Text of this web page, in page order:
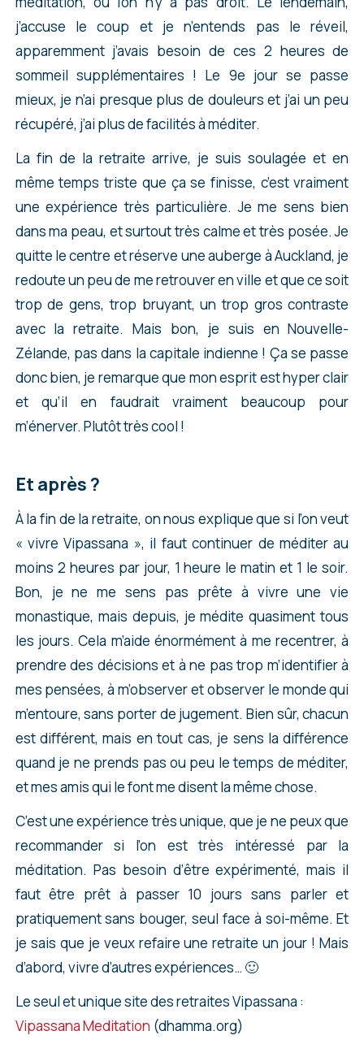
j’accuse le coup et je n’entends pas le réveil,
apparemment j’avais besoin de ces 2 heures de
sommeil supplémentaires ! Le 9e jour se passe
mieux, je n’ai presque plus de douleurs et j’ai un peu
récupéré, j’ai plus de facilités à méditer.
La fin de la retraite arrive, je suis soulagée et en
même temps triste que ça se finisse, c’est vraiment
une expérience très particulière. Je me sens bien
dans ma peau, et surtout très calme et très posée. Je
quitte le centre et réserve une auberge à Auckland, je
redoute un peu de me retrouver en ville et que ce soit
trop de gens, trop bruyant, un trop gros contraste
avec la retraite. Mais bon, je suis en Nouvelle-
Zélande, pas dans la capitale indienne ! Ça se passe
donc bien, je remarque que mon esprit est hyper clair
et qu’il en faudrait vraiment beaucoup pour
m’énerver. Plutôt très cool !
Et après ?
À la fin de la retraite, on nous explique que si l’on veut
« vivre Vipassana », il faut continuer de méditer au
moins 2 heures par jour, 1 heure le matin et 1 le soir.
Bon, je ne me sens pas prête à vivre une vie
monastique, mais depuis, je médite quasiment tous
les jours. Cela m’aide énormément à me recentrer, à
prendre des décisions et à ne pas trop m’identifier à
mes pensées, à m’observer et observer le monde qui
m’entoure, sans porter de jugement. Bien sûr, chacun
est différent, mais en tout cas, je sens la différence
quand je ne prends pas ou peu le temps de méditer,
et mes amis qui le font me disent la même chose.
C’est une expérience très unique, que je ne peux que
recommander si l’on est très intéressé par la
méditation. Pas besoin d’être expérimenté, mais il
faut être prêt à passer 10 jours sans parler et
pratiquement sans bouger, seul face à soi-même. Et
je sais que je veux refaire une retraite un jour ! Mais
d’abord, vivre d’autres expériences… 🙂
Le seul et unique site des retraites Vipassana :
Vipassana Meditation (dhamma.org)